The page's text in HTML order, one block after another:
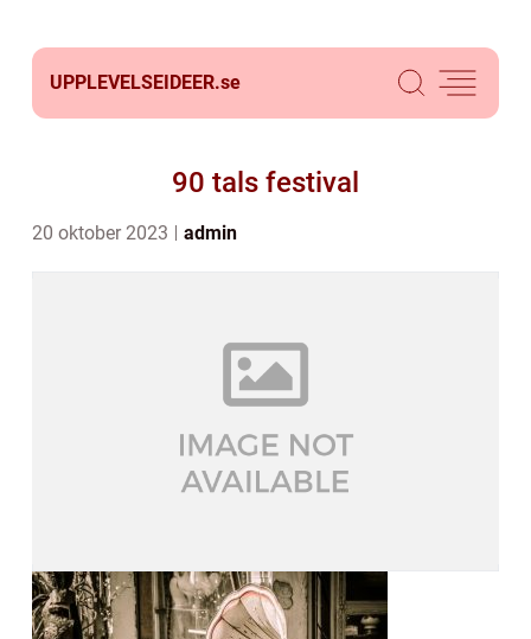
UPPLEVELSEIDEER.se
90 tals festival
20 oktober 2023 admin